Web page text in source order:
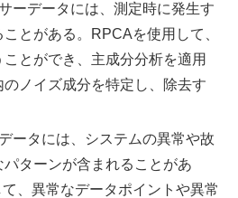
ーデータには、測定時に発生す
とがある。RPCAを使用して、
とができ、主成分分析を適用
のノイズ成分を特定し、除去す
ータには、システムの異常や故
ターンが含まれることがあ
、異常なデータポイントや異常